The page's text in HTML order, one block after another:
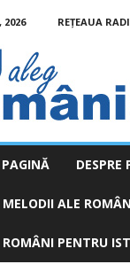
2026 REȚEAUA
DESPRE
MELODII ALE
ROMÂNI PENTRU